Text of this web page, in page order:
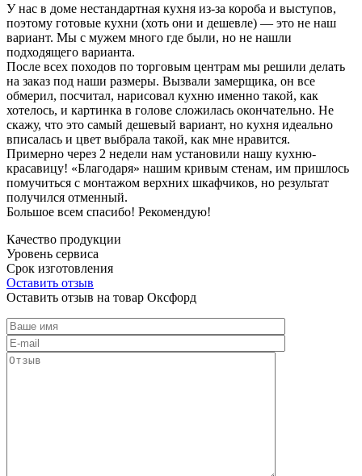
У нас в доме нестандартная кухня из-за короба и выступов,
поэтому готовые кухни (хоть они и дешевле) — это не наш
вариант. Мы с мужем много где были, но не нашли
подходящего варианта.
После всех походов по торговым центрам мы решили делать
на заказ под наши размеры. Вызвали замерщика, он все
обмерил, посчитал, нарисовал кухню именно такой, как
хотелось, и картинка в голове сложилась окончательно. Не
скажу, что это самый дешевый вариант, но кухня идеально
вписалась и цвет выбрала такой, как мне нравится.
Примерно через 2 недели нам установили нашу кухню-
красавицу! «Благодаря» нашим кривым стенам, им пришлось
помучиться с монтажом верхних шкафчиков, но результат
получился отменный.
Большое всем спасибо! Рекомендую!
Качество продукции
Уровень сервиса
Срок изготовления
Оставить отзыв
Оставить отзыв на товар Оксфорд